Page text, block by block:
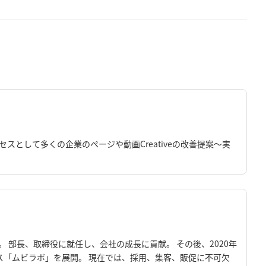
として多くの企業のページや動画Creativeの改善提案〜実
部長、取締役に就任し、会社の成長に貢献。 その後、2020年
ムビラボ」を展開。 現在では、採用、集客、販促に不可欠